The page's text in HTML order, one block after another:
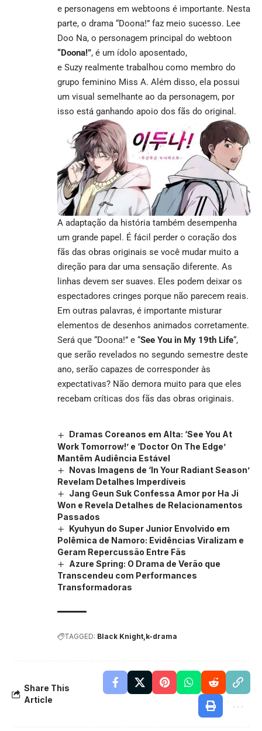
e personagens em webtoons é importante. Nesta
parte, o drama “Doona!” faz meio sucesso. Lee
Doo Na, o personagem principal do webtoon
“Doona!”, é um ídolo aposentado,
e Suzy realmente trabalhou como membro do
grupo feminino Miss A. Além disso, ela possui
um visual semelhante ao da personagem, por
isso está ganhando apoio dos fãs do original.
A adaptação da história também desempenha
um grande papel. É fácil perder o coração dos
fãs das obras originais se você mudar muito a
direção para dar uma sensação diferente. As
linhas devem ser suaves. Eles podem deixar os
espectadores cringes porque não parecem reais.
Em outras palavras, é importante misturar
elementos de desenhos animados corretamente.
Será que “Doona!” e “See You in My 19th Life“,
que serão revelados no segundo semestre deste
ano, serão capazes de corresponder às
expectativas? Não demora muito para que eles
recebam críticas dos fãs das obras originais.
Dramas Coreanos em Alta: ‘See You At
Work Tomorrow!’ e ‘Doctor On The Edge’
Mantêm Audiência Estável
Novas Imagens de ‘In Your Radiant Season’
Revelam Detalhes Imperdíveis
Jang Geun Suk Confessa Amor por Ha Ji
Won e Revela Detalhes de Relacionamentos
Passados
Kyuhyun do Super Junior Envolvido em
Polêmica de Namoro: Evidências Viralizam e
Geram Repercussão Entre Fãs
Azure Spring: O Drama de Verão que
Transcendeu com Performances
Transformadoras
TAGGED: Black Knight k-drama
Share This
Article